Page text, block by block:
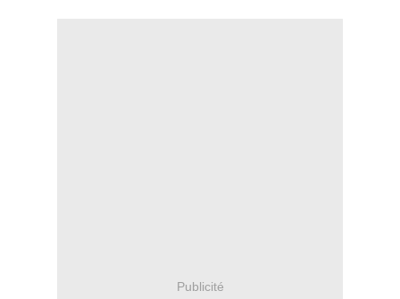
Publicité